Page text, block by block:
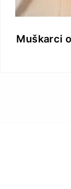
Muškarci